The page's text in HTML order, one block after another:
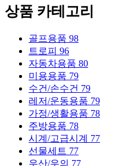
상품 카테고리
골프용품 98
트로피 96
자동차용품 80
미용용품 79
수건/손수건 79
레저/운동용품 79
가정/생활용품 78
주방용품 78
시계/고급시계 77
선물세트 77
우산/우의 77